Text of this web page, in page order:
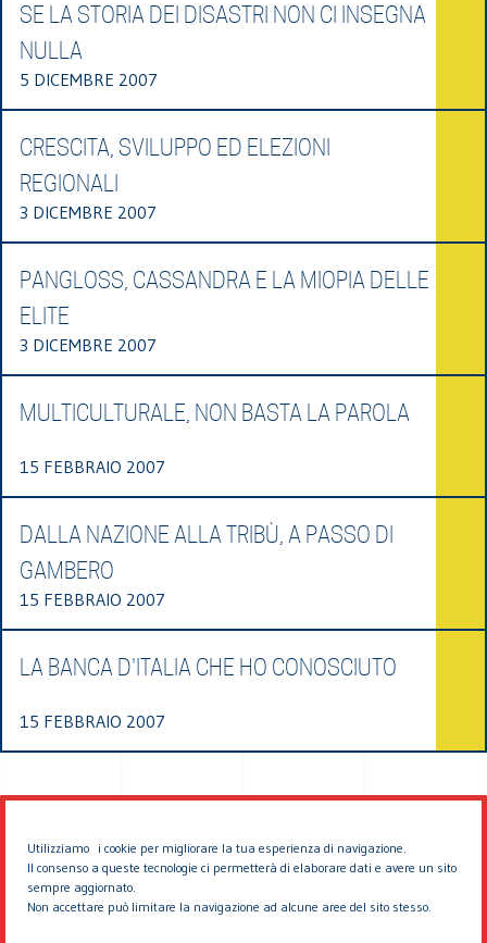
Utilizziamo i cookie per migliorare la tua esperienza di navigazione.
Il consenso a queste tecnologie ci permetterà di elaborare dati e avere un sito
sempre aggiornato.
Non accettare può limitare la navigazione ad alcune aree del sito stesso.
SE LA STORIA DEI DISASTRI NON CI INSEGNA
NULLA
5 DICEMBRE 2007
CRESCITA, SVILUPPO ED ELEZIONI
REGIONALI
3 DICEMBRE 2007
PANGLOSS, CASSANDRA E LA MIOPIA DELLE
ELITE
3 DICEMBRE 2007
MULTICULTURALE, NON BASTA LA PAROLA
15 FEBBRAIO 2007
DALLA NAZIONE ALLA TRIBÙ, A PASSO DI
GAMBERO
15 FEBBRAIO 2007
LA BANCA D'ITALIA CHE HO CONOSCIUTO
15 FEBBRAIO 2007